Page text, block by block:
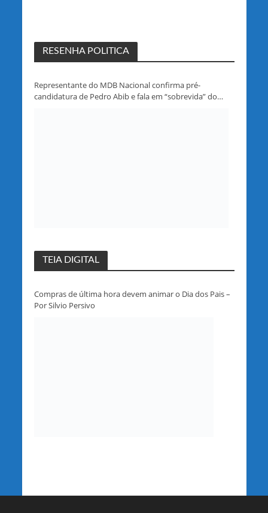
RESENHA POLITICA
Representante do MDB Nacional confirma pré-
candidatura de Pedro Abib e fala em “sobrevida” do
TEIA DIGITAL
Compras de última hora devem animar o Dia dos Pais –
Por Silvio Persivo